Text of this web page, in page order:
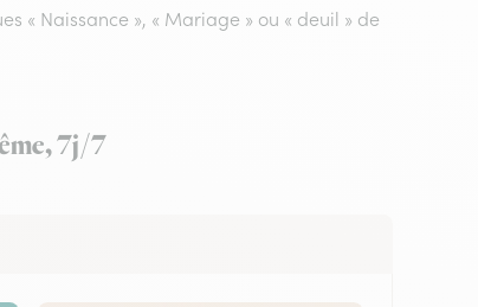
« Naissance », « Mariage » ou « deuil » de
7j/7